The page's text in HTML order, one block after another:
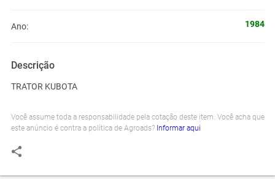
Ano: 1984
Descrição
TRATOR KUBOTA
Você assume toda a responsabilidade pela cotação deste item. Você acha que
este anúncio é contra a política de Agroads? Informar aqui